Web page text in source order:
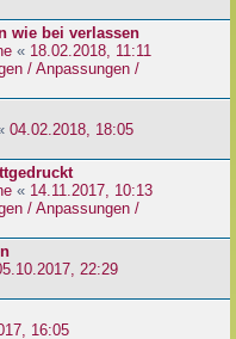
wie bei verlassen
« 18.02.2018, 11:11
/ Anpassungen /
04.02.2018, 18:05
« 14.11.2017, 10:13
/ Anpassungen /
22:29
16:05